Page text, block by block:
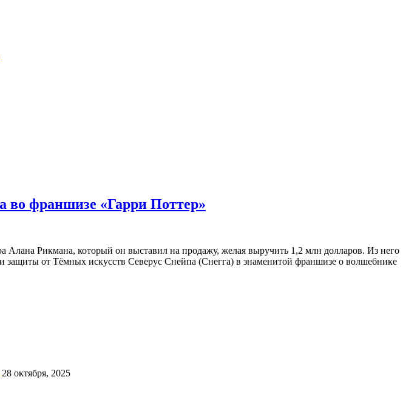
во франшизе «Гарри Поттер»
Алана Рикмана, который он выставил на продажу, желая выручить 1,2 млн долларов. Из него
защиты от Тёмных искусств Северус Снейпа (Снегга) в знаменитой франшизе о волшебнике
28 октября, 2025